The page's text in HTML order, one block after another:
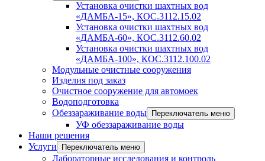
Установка очистки шахтных вод
«ДАМБА-15», КОС.3112.15.02
Установка очистки шахтных вод
«ДАМБА-60», КОС.3112.60.02
Установка очистки шахтных вод
«ДАМБА-100», КОС.3112.100.02
Модульные очистные сооружения
Изделия под заказ
Очистное сооружение для автомоек
Водоподготовка
Обеззараживание воды
Переключатель меню
УФ обеззараживание воды
Наши решения
Услуги
Переключатель меню
Лабораторные исследования и контроль